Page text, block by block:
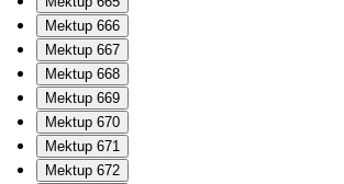
Mektup 666
Mektup 667
Mektup 668
Mektup 669
Mektup 670
Mektup 671
Mektup 672